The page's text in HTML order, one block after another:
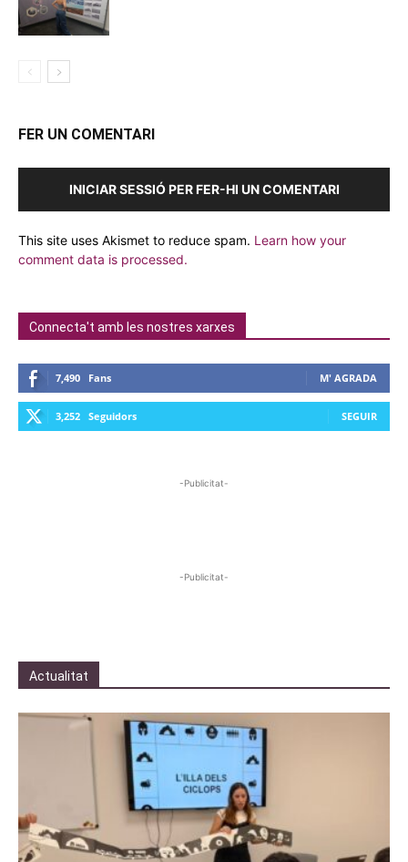
FER UN COMENTARI
INICIAR SESSIÓ PER FER-HI UN COMENTARI
This site uses Akismet to reduce spam. Learn how your
comment data is processed.
Connecta't amb les nostres xarxes
7,490 Fans M' AGRADA
3,252 Seguidors SEGUIR
-Publicitat-
-Publicitat-
Actualitat